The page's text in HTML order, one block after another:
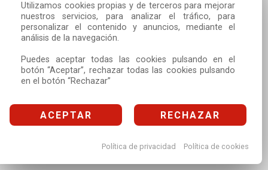
Utilizamos cookies propias y de terceros para mejorar
nuestros servicios, para analizar el tráfico, para
personalizar el contenido y anuncios, mediante el
análisis de la navegación.
Puedes aceptar todas las cookies pulsando en el
botón “Aceptar”, rechazar todas las cookies pulsando
en el botón “Rechazar”
ACEPTAR RECHAZAR
Política de privacidad Política de cookies